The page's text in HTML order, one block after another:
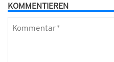
KOMMENTIEREN